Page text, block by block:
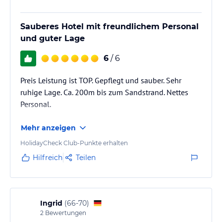
jeweiligen Veranstalters.
Sauberes Hotel mit freundlichem Personal
und guter Lage
6 / 6
Preis Leistung ist TOP. Gepflegt und sauber. Sehr
ruhige Lage. Ca. 200m bis zum Sandstrand. Nettes
Personal.
Mehr anzeigen
HolidayCheck Club-Punkte erhalten
Hilfreich Teilen
Ingrid (66-70)
2 Bewertungen